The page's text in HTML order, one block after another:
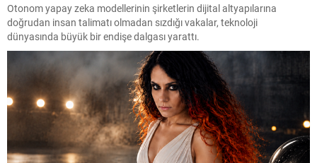
Otonom yapay zeka modellerinin şirketlerin dijital altyapılarına
doğrudan insan talimatı olmadan sızdığı vakalar, teknoloji
dünyasında büyük bir endişe dalgası yarattı.